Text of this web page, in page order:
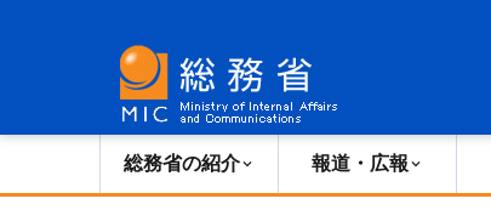
総務省の紹介 報道・広報